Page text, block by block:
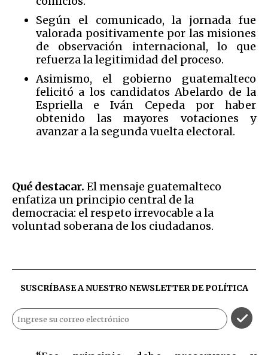
Según el comunicado, la jornada fue
valorada positivamente por las misiones
de observación internacional, lo que
refuerza la legitimidad del proceso.
Asimismo, el gobierno guatemalteco
felicitó a los candidatos Abelardo de la
Espriella e Iván Cepeda por haber
obtenido las mayores votaciones y
avanzar a la segunda vuelta electoral.
Qué destacar. El mensaje guatemalteco
enfatiza un principio central de la
democracia: el respeto irrevocable a la
voluntad soberana de los ciudadanos.
SUSCRÍBASE A NUESTRO NEWSLETTER DEPOLÍTICA